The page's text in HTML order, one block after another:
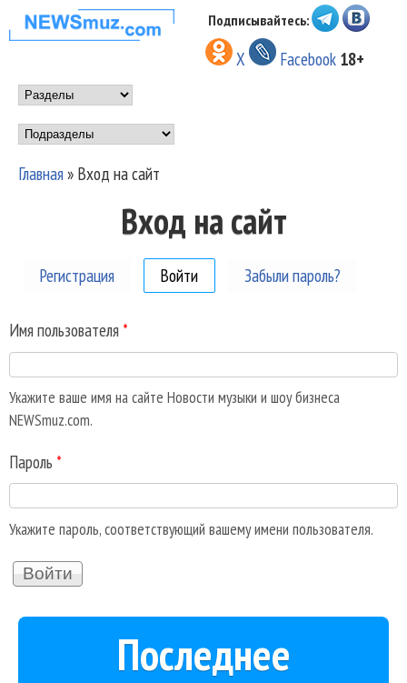
Перейти к основному
содержанию
НОВОСТИ
МУЗЫКИ И
ШОУ БИЗНЕСА
NEWSMUZ.COM
Подписывайтесь:
X Facebook 18+
Main menu
Подразделы
Вы здесь
Главная» Вход на сайт
Вход на сайт
Регистрация Войти (активная вкладка)
Забыли пароль?
Имя пользователя *
Укажите ваше имя на сайте Новости музыки и шоу бизнеса
NEWSmuz.com.
Пароль *
Укажите пароль, соответствующий вашему имени пользователя.
Последнее